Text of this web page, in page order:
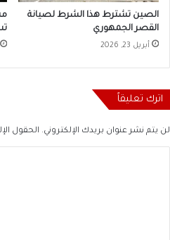
الصين تشترط هذا الشرط لصيانة
القصر الجمهوري
أبريل 23, 2026
اترك تعليقاً
لن يتم نشر عنوان بريدك الإلكتروني. الحقول